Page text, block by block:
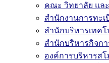
คณะ วิทยาลัย แล
สำนักงานการทะเ
สำนักบริหารเทค
สำนักบริหารกิจก
องค์การบริหารส